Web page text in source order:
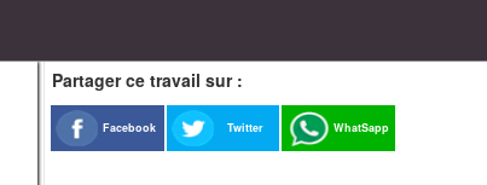
Partager ce travail sur :
Facebook Twitter WhatSapp